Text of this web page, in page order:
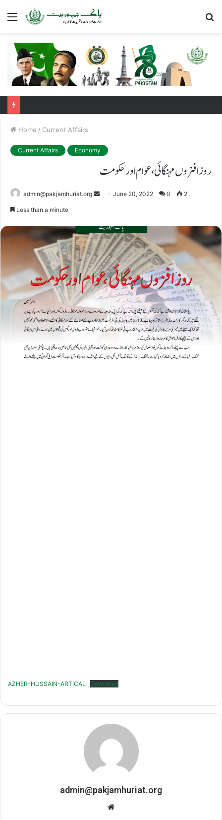
Menu
Home / Current Affairs
Current Affairs Economy
روز افزوں مہنگائی ، عوام اور حکومت
admin@pakjamhuriat.org
Send June 20, 2022 0 2
Less than a minute
AZHER-HUSSAIN-ARTICAL Download
admin@pakjamhuriat.org
Website